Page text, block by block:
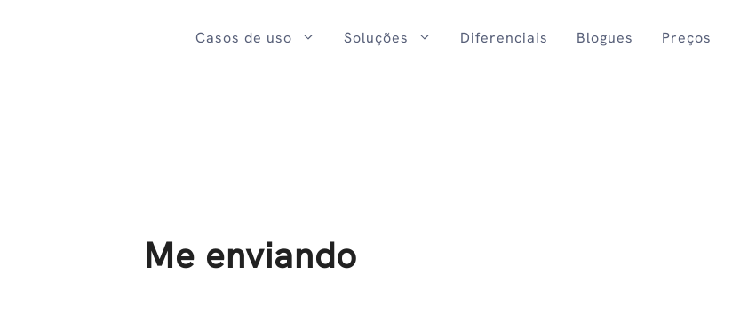
Casos de uso Soluções Diferenciais Blogues Preços
Me enviando